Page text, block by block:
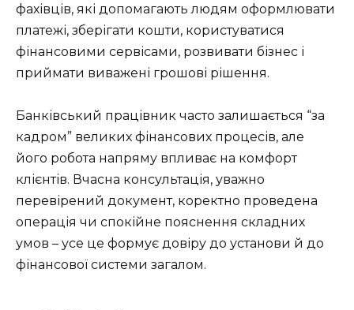
фахівців, які допомагають людям оформлювати
платежі, зберігати кошти, користуватися
фінансовими сервісами, розвивати бізнес і
приймати виважені грошові рішення.
Банківський працівник часто залишається “за
кадром” великих фінансових процесів, але
його робота напряму впливає на комфорт
клієнтів. Вчасна консультація, уважно
перевірений документ, коректно проведена
операція чи спокійне пояснення складних
умов – усе це формує довіру до установи й до
фінансової системи загалом.